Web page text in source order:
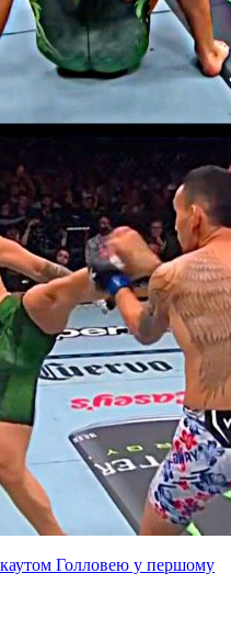
Голловею у першому